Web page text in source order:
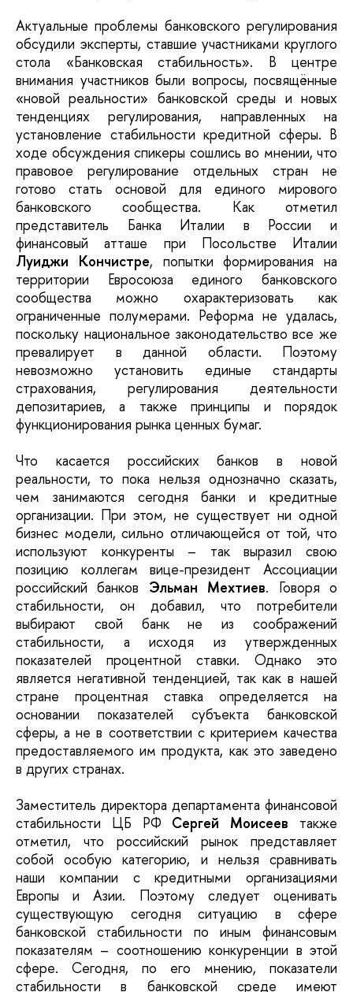
Актуальные проблемы банковского регулирования
обсудили эксперты, ставшие участниками круглого
стола «Банковская стабильность». В центре
внимания участников были вопросы, посвящённые
«новой реальности» банковской среды и новых
тенденциях регулирования, направленных на
установление стабильности кредитной сферы. В
ходе обсуждения спикеры сошлись во мнении, что
правовое регулирование отдельных стран не
готово стать основой для единого мирового
банковского сообщества. Как отметил
представитель Банка Италии в России и
финансовый атташе при Посольстве Италии
Луиджи Кончистре, попытки формирования на
территории Евросоюза единого банковского
сообщества можно охарактеризовать как
ограниченные полумерами. Реформа не удалась,
поскольку национальное законодательство все же
превалирует в данной области. Поэтому
невозможно установить единые стандарты
страхования, регулирования деятельности
депозитариев, а также принципы и порядок
функционирования рынка ценных бумаг.
Что касается российских банков в новой
реальности, то пока нельзя однозначно сказать,
чем занимаются сегодня банки и кредитные
организации. При этом, не существует ни одной
бизнес модели, сильно отличающейся от той, что
используют конкуренты – так выразил свою
позицию коллегам вице-президент Ассоциации
российский банков Эльман Мехтиев. Говоря о
стабильности, он добавил, что потребители
выбирают свой банк не из соображений
стабильности, а исходя из утвержденных
показателей процентной ставки. Однако это
является негативной тенденцией, так как в нашей
стране процентная ставка определяется на
основании показателей субъекта банковской
сферы, а не в соответствии с критерием качества
предоставляемого им продукта, как это заведено
в других странах.
Заместитель директора департамента финансовой
стабильности ЦБ РФ Сергей Моисеев также
отметил, что российский рынок представляет
собой особую категорию, и нельзя сравнивать
наши компании с кредитными организациями
Европы и Азии. Поэтому следует оценивать
существующую сегодня ситуацию в сфере
банковской стабильности по иным финансовым
показателям – соотношению конкуренции в этой
сфере. Сегодня, по его мнению, показатели
стабильности в банковской среде имеют